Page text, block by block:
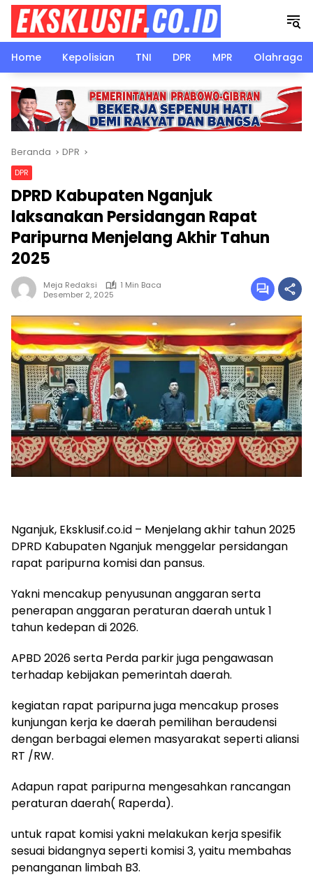
Langsung
konten
Home
Kepolisian TNI DPR MPR Olahraga
Beranda DPR
DPR
DPRD Kabupaten Nganjuk
laksanakan Persidangan Rapat
Paripurna Menjelang Akhir Tahun
2025
Meja Redaksi
1 Min Baca
Desember 2, 2025
Nganjuk, Eksklusif.co.id – Menjelang akhir tahun 2025
DPRD Kabupaten Nganjuk menggelar persidangan
rapat paripurna komisi dan pansus.
Yakni mencakup penyusunan anggaran serta
penerapan anggaran peraturan daerah untuk 1
tahun kedepan di 2026.
APBD 2026 serta Perda parkir juga pengawasan
terhadap kebijakan pemerintah daerah.
kegiatan rapat paripurna juga mencakup proses
kunjungan kerja ke daerah pemilihan beraudensi
dengan berbagai elemen masyarakat seperti aliansi
RT /RW.
Adapun rapat paripurna mengesahkan rancangan
peraturan daerah( Raperda).
untuk rapat komisi yakni melakukan kerja spesifik
sesuai bidangnya seperti komisi 3, yaitu membahas
penanganan limbah B3.